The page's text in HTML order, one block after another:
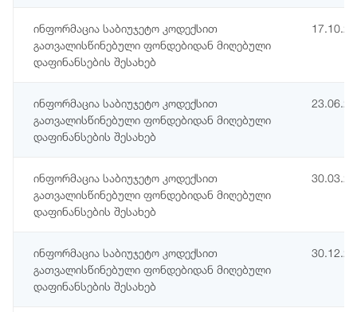
ინფორმაცია საბიუჯეტო კოდექსით
გათვალისწინებული ფონდებიდან მიღებული
დაფინანსების შესახებ
ინფორმაცია საბიუჯეტო კოდექსით
გათვალისწინებული ფონდებიდან მიღებული
დაფინანსების შესახებ
ინფორმაცია საბიუჯეტო კოდექსით
გათვალისწინებული ფონდებიდან მიღებული
დაფინანსების შესახებ
ინფორმაცია საბიუჯეტო კოდექსით
გათვალისწინებული ფონდებიდან მიღებული
დაფინანსების შესახებ